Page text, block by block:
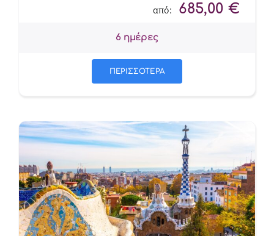
από: 685,00 €
6 ημέρες
ΠΕΡΙΣΣΟΤΕΡΑ